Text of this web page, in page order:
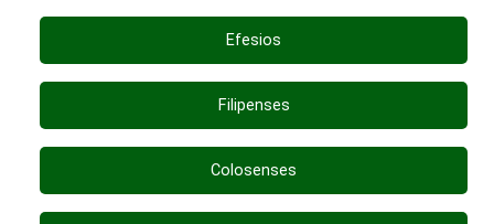
Efesios
Filipenses
Colosenses